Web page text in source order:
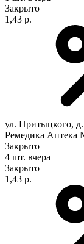
Закрыто
1,43 р.
ул. Притыцкого,
Ремедика Аптека
Закрыто
4 шт. вчера
Закрыто
1,43 р.